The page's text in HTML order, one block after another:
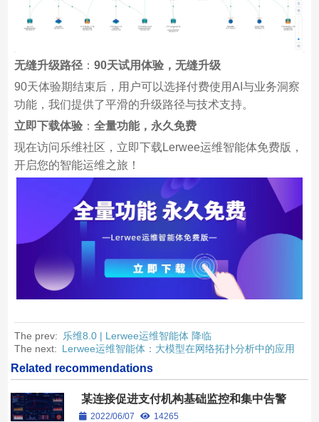
无缝升级路径： 90天试用体验，无缝升级
90天体验期结束后，用户可以选择付费使用AI与业务洞察
功能，我们提供了平滑的升级路径与技术支持。
立即下载体验： 全量功能，永久免费
现在访问乐维社区，立即下载Lerwee运维智能体免费版，
开启您的智能运维之旅！
The prev:
乐维8.0 | Lerwee运维智能体 降临
The next: Lerwee运维智能体：大模型在网络拓扑分析中的应用
Related recommendations
某连接促进支付机构基础监控和集中告警
建设项目客户案例
2022/06/07
14265